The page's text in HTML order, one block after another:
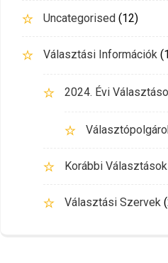
Uncategorised (12)
Választási Információk
2024. Évi
Korábbi Választások
Választási Szervek